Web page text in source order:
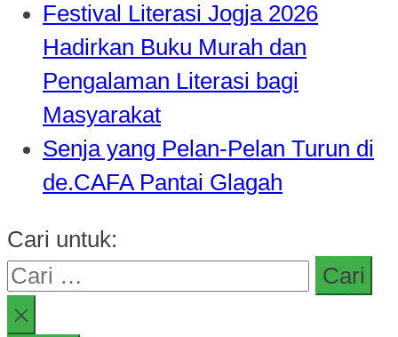
Festival Literasi Jogja 2026
Hadirkan Buku Murah dan
Pengalaman Literasi bagi
Masyarakat
Senja yang Pelan-Pelan Turun di
de.CAFA Pantai Glagah
Cari untuk: